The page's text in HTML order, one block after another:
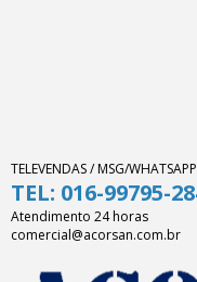
TELEVENDAS / MSG/WHATSAPP
TEL: 016-99795-
Atendimento 24 horas
comercial@acorsan.com.br